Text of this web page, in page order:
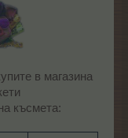
в магазина
късмета: